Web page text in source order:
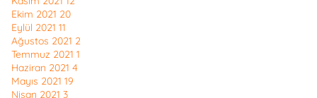
Ekim 2021 20
Eylül 2021 11
Ağustos 2021 2
Temmuz 2021 1
Haziran 2021 4
Mayıs 2021 19
Nisan 2021 3